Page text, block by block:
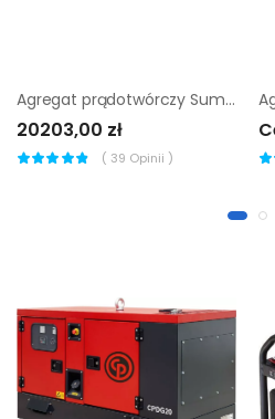
Agregat prądotwórczy Sumera Motor SMG-11ME-K-AVR + SZR
20203,00 zł
( 39 Opinii )